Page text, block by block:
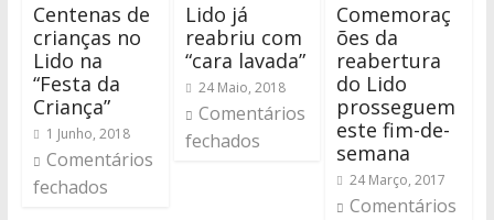
Centenas de
crianças no
Lido na
“Festa da
Criança”
1 Junho, 2018
Comentários
fechados
Lido já
reabriu com
“cara lavada”
24 Maio, 2018
Comentários
fechados
Comemoraç
ões da
reabertura
do Lido
prosseguem
este fim-de-
semana
24 Março, 2017
Comentários